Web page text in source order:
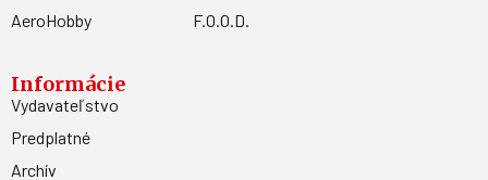
AeroHobby
F.O.O.D.
Informácie
Vydavateľstvo
Predplatné
Archív